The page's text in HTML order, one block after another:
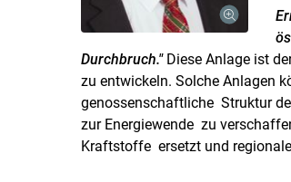
Durchbruch."Diese Anlage ist
zu entwickeln. Solche Anlagen
genossenschaftliche Struktur
zur Energiewende zu
Kraftstoffe ersetzt und